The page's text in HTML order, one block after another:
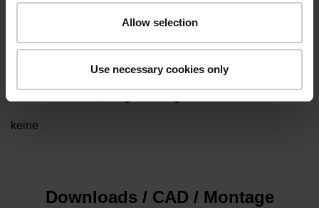
Allow selection
Use necessary cookies only
Elektrischer Anschluss
Flanschdose, Stift, 14-polig
keine
Downloads / CAD / Montage